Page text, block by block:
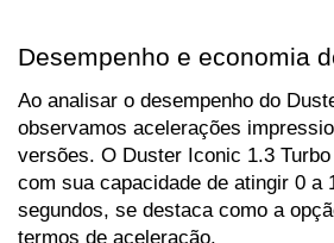
Desempenho e economia
Ao analisar o desempenho do
observamos acelerações
versões. O Duster Iconic 1.3
com sua capacidade de atingir 0 a
segundos, se destaca como a
termos de aceleração.